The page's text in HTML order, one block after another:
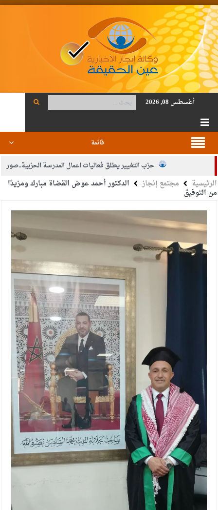
أغسطس 08, 2026
قائمة
حزب التغيير يطلق فعاليات اعمال المدرسة الحزبية..صور
الجيش يفتح باب التجنيد لحملة البكالوريوس في الحقوق والقانون
الإسلامية والمسيحية
الأمن يتلف 16 مليون حبة كبتاجون و1480 كغم مواد مخدرة
النواب يقر مشروع تعديل قانون الملكية العقارية
القاضي يلتقي رؤساء تحرير الصحف اليومية ويؤكد حرص مجلس
النواب على شراكة فاعلة مع الإعلام
دعوة المكلفين بخدمة العلم (الدفعة الثالثة) إلى مراجعة منصة خدمة
العلم
الملك يلتقي مجموعة من رفاق السلاح
الملك يتلقى اتصالا هاتفيا من العاهل البحريني
القاضي محمود أحمد فريحات.. مبارك ومزيدا من التوفيق
الرئيسية مجتمع إنجاز الدكتور أحمد عوض القضاة مبارك ومزيدًا
من التوفيق